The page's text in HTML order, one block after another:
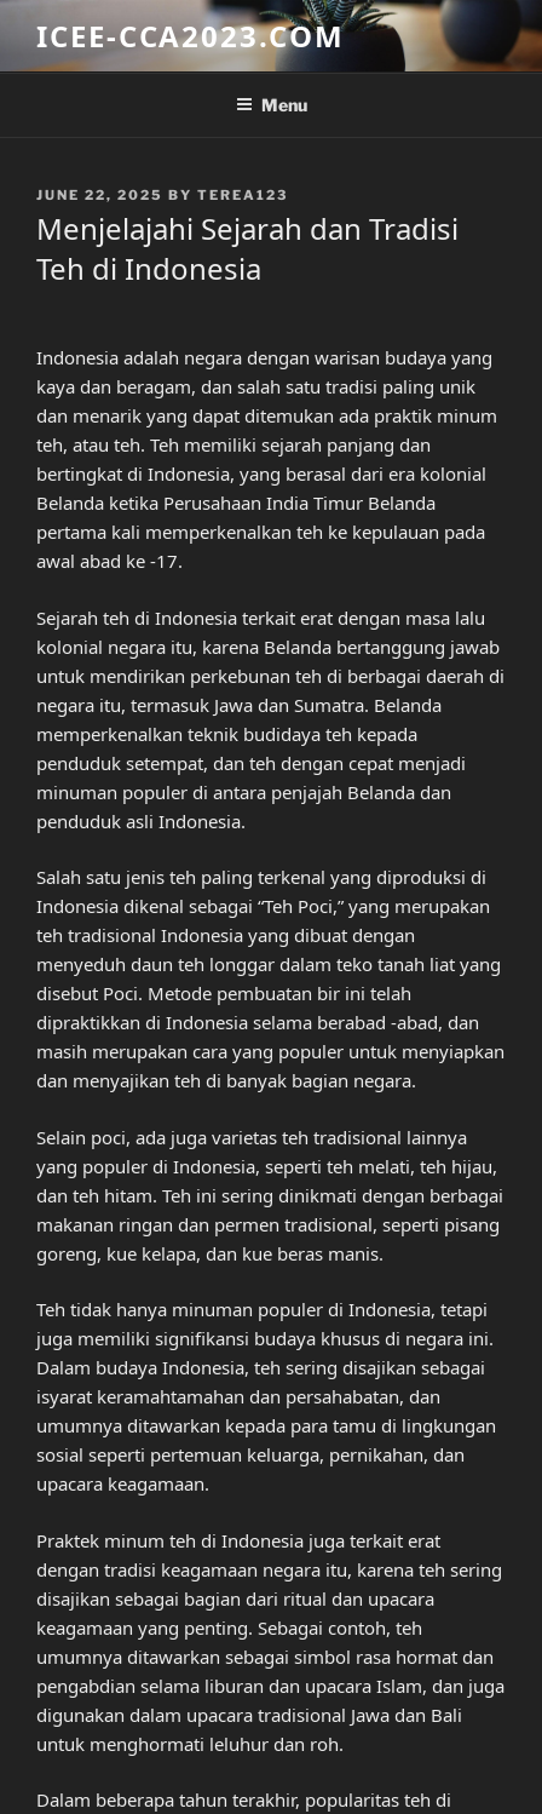
content
ICEE-CCA2023.COM
Menu
POSTED
JUNE 22, 2025 BY TEREA123
Menjelajahi Sejarah dan Tradisi
Teh di Indonesia
Indonesia adalah negara dengan warisan budaya yang
kaya dan beragam, dan salah satu tradisi paling unik
dan menarik yang dapat ditemukan ada praktik minum
teh, atau teh. Teh memiliki sejarah panjang dan
bertingkat di Indonesia, yang berasal dari era kolonial
Belanda ketika Perusahaan India Timur Belanda
pertama kali memperkenalkan teh ke kepulauan pada
awal abad ke -17.
Sejarah teh di Indonesia terkait erat dengan masa lalu
kolonial negara itu, karena Belanda bertanggung jawab
untuk mendirikan perkebunan teh di berbagai daerah di
negara itu, termasuk Jawa dan Sumatra. Belanda
memperkenalkan teknik budidaya teh kepada
penduduk setempat, dan teh dengan cepat menjadi
minuman populer di antara penjajah Belanda dan
penduduk asli Indonesia.
Salah satu jenis teh paling terkenal yang diproduksi di
Indonesia dikenal sebagai “Teh Poci,” yang merupakan
teh tradisional Indonesia yang dibuat dengan
menyeduh daun teh longgar dalam teko tanah liat yang
disebut Poci. Metode pembuatan bir ini telah
dipraktikkan di Indonesia selama berabad -abad, dan
masih merupakan cara yang populer untuk menyiapkan
dan menyajikan teh di banyak bagian negara.
Selain poci, ada juga varietas teh tradisional lainnya
yang populer di Indonesia, seperti teh melati, teh hijau,
dan teh hitam. Teh ini sering dinikmati dengan berbagai
makanan ringan dan permen tradisional, seperti pisang
goreng, kue kelapa, dan kue beras manis.
Teh tidak hanya minuman populer di Indonesia, tetapi
juga memiliki signifikansi budaya khusus di negara ini.
Dalam budaya Indonesia, teh sering disajikan sebagai
isyarat keramahtamahan dan persahabatan, dan
umumnya ditawarkan kepada para tamu di lingkungan
sosial seperti pertemuan keluarga, pernikahan, dan
upacara keagamaan.
Praktek minum teh di Indonesia juga terkait erat
dengan tradisi keagamaan negara itu, karena teh sering
disajikan sebagai bagian dari ritual dan upacara
keagamaan yang penting. Sebagai contoh, teh
umumnya ditawarkan sebagai simbol rasa hormat dan
pengabdian selama liburan dan upacara Islam, dan juga
digunakan dalam upacara tradisional Jawa dan Bali
untuk menghormati leluhur dan roh.
Dalam beberapa tahun terakhir, popularitas teh di